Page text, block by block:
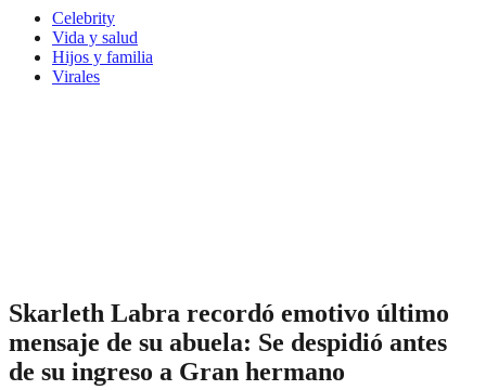
Celebrity
Vida y salud
Hijos y familia
Virales
Skarleth Labra recordó emotivo último
mensaje de su abuela: Se despidió antes
de su ingreso a Gran hermano